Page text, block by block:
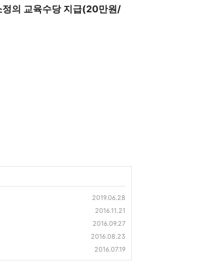
정의 교육수당 지급(20만원/
2019.06.28
2016.11.21
2016.09.27
2016.08.23
2016.07.19